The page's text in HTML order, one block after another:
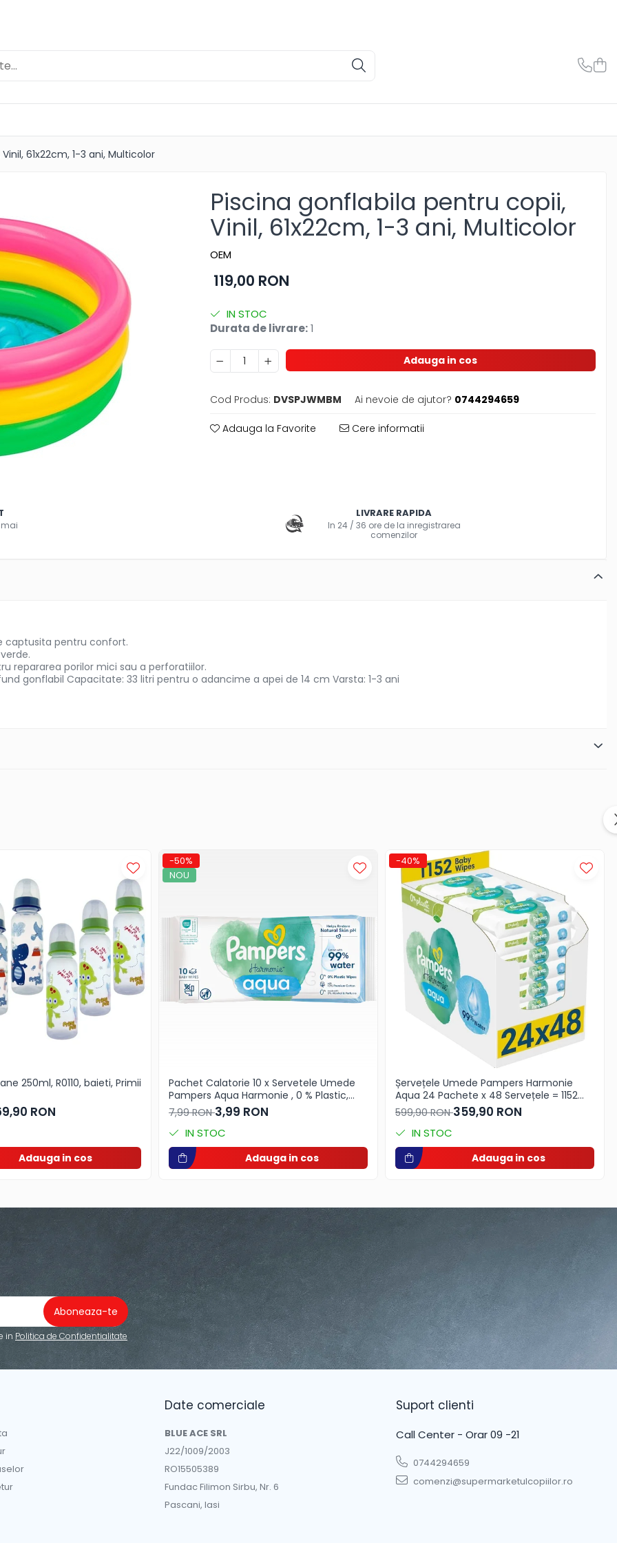
61x22cm, 1-3 ani, Multicolor
Piscina gonflabila pentru copii,
Vinil, 61x22cm, 1-3 ani, Multicolor
OEM
119,00 RON
IN STOC
Durata de livrare:1
Adauga in cos
Cod Produs: DVSPJWMBM Ai nevoie de ajutor? 0744294659
Adauga la Favorite Cere informatii
LIVRARE RAPIDA
In 24 / 36 ore de la inregistrarea
comenzilor
captusita pentru confort.
repararea porilor mici sau a perforatiilor.
gonflabil Capacitate: 33 litri pentru o adancime a apei de 14 cm Varsta: 1-3 ani
250ml, R0110, baieti, Primii
RON
Adauga in cos
-50%
NOU
Pachet Calatorie 10 x Servetele Umede
Pampers Aqua Harmonie , 0 % Plastic,
Piele Sensibila, Curatare Delicata, Fara
Parfum
7,99 RON3,99 RON
IN STOC
Adauga in cos
-40%
Șervețele Umede Pampers Harmonie
Aqua 24 Pachete x 48 Servețele = 1152
Servețele pentru Bebeluși, protejează
împotriva iritațiilor pielii, loțiune delicată
cu 99% apă pura
599,90 RON359,90 RON
IN STOC
Adauga in cos
in Politica de Confidentialitate
Date comerciale
BLUE ACE SRL
J22/1009/2003
RO15505389
Fundac Filimon Sirbu, Nr. 6
Pascani, Iasi
Suport clienti
Call Center - Orar 09 -21
0744294659
comenzi@supermarketulcopiilor.ro